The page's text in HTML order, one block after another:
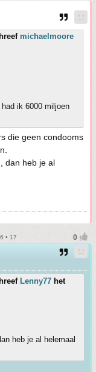
michaelmoore
ik 6000 miljoen
die geen condooms
dan heb je al
• 17
Lenny77 het
heb je al helemaal